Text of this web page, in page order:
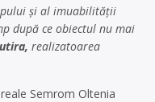
și al imuabilității
după ce obiectul nu mai
realizatoarea
Semrom Oltenia